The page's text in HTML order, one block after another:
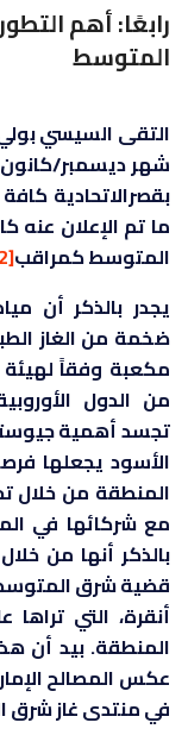
رابعًا: أهم
التقى السيسي
شهر ديسمبر/كانون
بقصرالاتحادية
ما تم الإعلان عنه
المتوسط كمراقب[12]
يجدر بالذكر أن
مكعبة وفقاً
من الدول
تجسد أهمية
الأسود يجعلها
المنطقة من خلال
مع شركائها في
بالذكر أنها من
قضية شرق
أنقرة، التي
المنطقة. بيد أن
عكس المصالح
في منتدى غاز شرق